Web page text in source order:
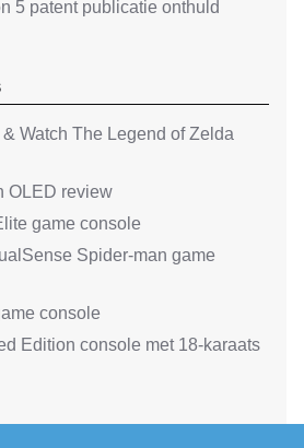
5 patent publicatie onthuld
Watch The Legend of Zelda
OLED review
game console
Spider-man game
console
Edition console met 18-karaats